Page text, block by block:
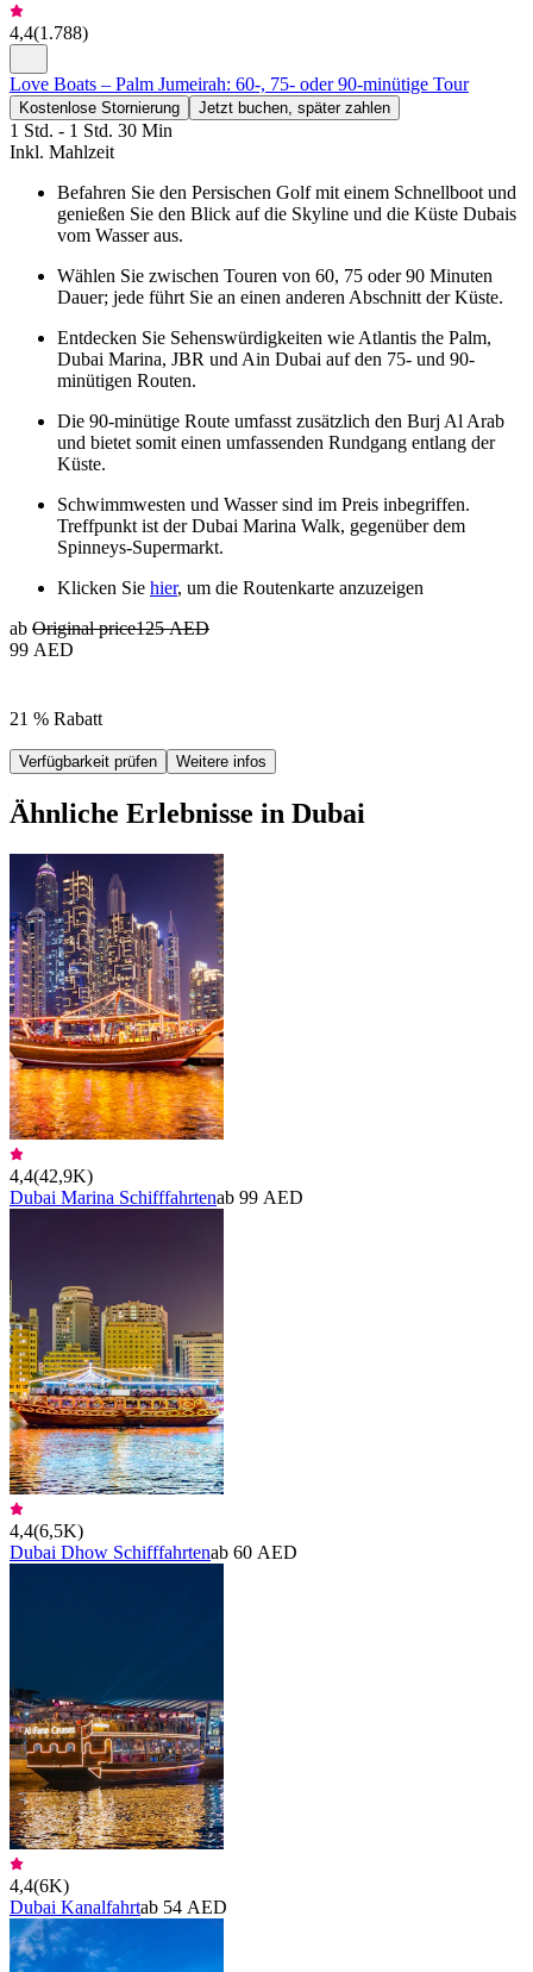
4,4(1.788)
Love Boats – Palm Jumeirah: 60-, 75- oder 90-minütige Tour
Kostenlose Stornierung Jetzt buchen, später zahlen
1 Std. - 1 Std. 30 Min
Inkl. Mahlzeit
Befahren Sie den Persischen Golf mit einem Schnellboot und
genießen Sie den Blick auf die Skyline und die Küste Dubais
vom Wasser aus.
Wählen Sie zwischen Touren von 60, 75 oder 90 Minuten
Dauer; jede führt Sie an einen anderen Abschnitt der Küste.
Entdecken Sie Sehenswürdigkeiten wie Atlantis the Palm,
Dubai Marina, JBR und Ain Dubai auf den 75- und 90-
minütigen Routen.
Die 90-minütige Route umfasst zusätzlich den Burj Al Arab
und bietet somit einen umfassenden Rundgang entlang der
Küste.
Schwimmwesten und Wasser sind im Preis inbegriffen.
Treffpunkt ist der Dubai Marina Walk, gegenüber dem
Spinneys-Supermarkt.
Klicken Sie hier, um die Routenkarte anzuzeigen
ab Original price125 AED
99 AED
21 % Rabatt
Verfügbarkeit prüfen Weitere infos
Ähnliche Erlebnisse in Dubai
4,4(42,9K)
Dubai Marina Schifffahrtenab 99 AED
4,4(6,5K)
Dubai Dhow Schifffahrtenab 60 AED
4,4(6K)
Dubai Kanalfahrtab 54 AED